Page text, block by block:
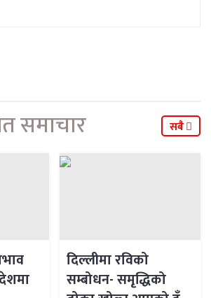
समाचार सबै
दिल्लीमा रविको
सम्बोधन- समृद्धिको